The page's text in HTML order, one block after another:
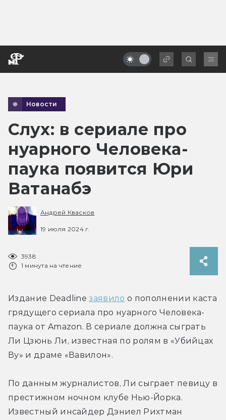
Новости
Слух: в сериале про
нуарного Человека-
паука появится Юри
Ватанабэ
Андрей Квасков
19 июля 2024 г.
3938
1 минута на чтение
Издание Deadline заявило о пополнении каста
грядущего сериала про нуарного Человека-
паука от Amazon. В сериале должна сыграть
Ли Цзюнь Ли, известная по ролям в «Убийцах
Ву» и драме «Вавилон».
По данным журналистов, Ли сыграет певицу в
престижном ночном клубе Нью-Йорка.
Известный инсайдер Дэниел Рихтман